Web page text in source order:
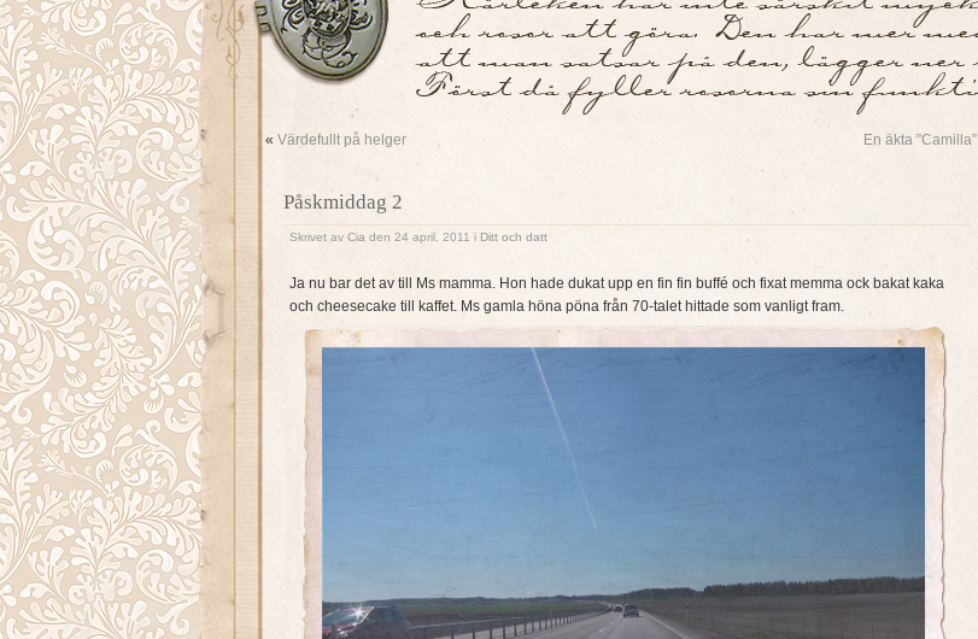
« Värdefullt på helger En äkta ”Camilla”
Påskmiddag 2
Skrivet av Cia den 24 april, 2011 i Ditt och datt
Ja nu bar det av till Ms mamma. Hon hade dukat upp en fin fin buffé och fixat memma ock bakat kaka
och cheesecake till kaffet. Ms gamla höna pöna från 70-talet hittade som vanligt fram.